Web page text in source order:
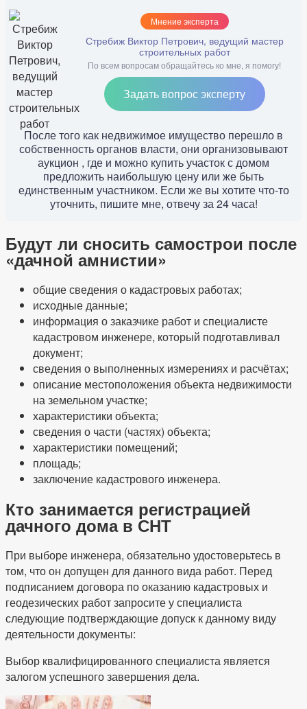
Мнение эксперта
Стребиж Виктор Петрович, ведущий мастер
строительных работ
По всем вопросам обращайтесь ко мне, я помогу!
Задать вопрос эксперту
После того как недвижимое имущество перешло в
собственность органов власти, они организовывают
аукцион , где и можно купить участок с домом
предложить наибольшую цену или же быть
единственным участником. Если же вы хотите что-то
уточнить, пишите мне, отвечу за 24 часа!
Будут ли сносить самострои после
«дачной амнистии»
общие сведения о кадастровых работах;
исходные данные;
информация о заказчике работ и специалисте
кадастровом инженере, который подготавливал
документ;
сведения о выполненных измерениях и расчётах;
описание местоположения объекта недвижимости
на земельном участке;
характеристики объекта;
сведения о части (частях) объекта;
характеристики помещений;
площадь;
заключение кадастрового инженера.
Кто занимается регистрацией
дачного дома в СНТ
При выборе инженера, обязательно удостоверьтесь в
том, что он допущен для данного вида работ. Перед
подписанием договора по оказанию кадастровых и
геодезических работ запросите у специалиста
следующие подтверждающие допуск к данному виду
деятельности документы:
Выбор квалифицированного специалиста является
залогом успешного завершения дела.